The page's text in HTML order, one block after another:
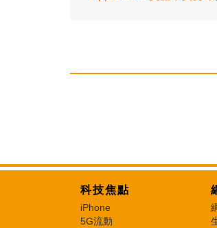
科技焦點
iPhone
5G流動